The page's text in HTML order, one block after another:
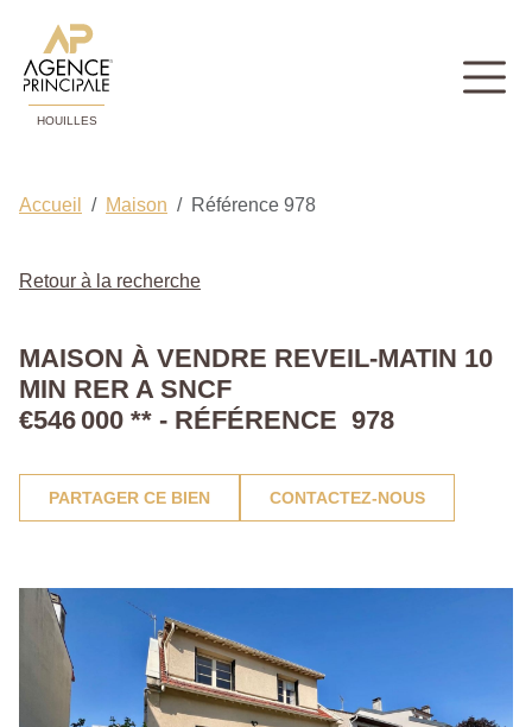
HOUILLES
Accueil Maison Référence 978
Retour à la recherche
MAISON À VENDRE REVEIL-MATIN 10
MIN RER A SNCF
€546 000 ** - RÉFÉRENCE 978
PARTAGER CE BIEN CONTACTEZ-NOUS